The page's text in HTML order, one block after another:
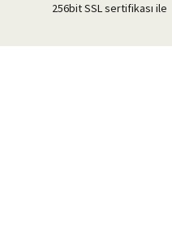
256bit SSL sertifikası ile